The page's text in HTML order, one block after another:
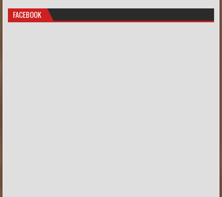
FACEBOOK